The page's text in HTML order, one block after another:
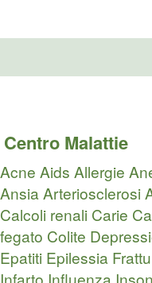
Centro Malattie
Acne Aids Allergie
AnsiaArteriosclerosi
Calcoli renali Carie
fegato Colite
Epatiti Epilessia
Infarto Influenza